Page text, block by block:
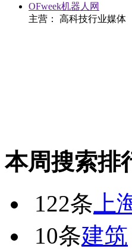
OFweek机器人网
主营： 高科技行业媒体
本周搜索排
122条 上
10条建筑